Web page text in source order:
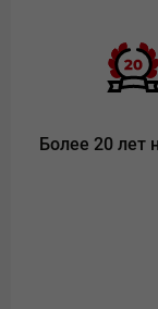
Более 20 лет